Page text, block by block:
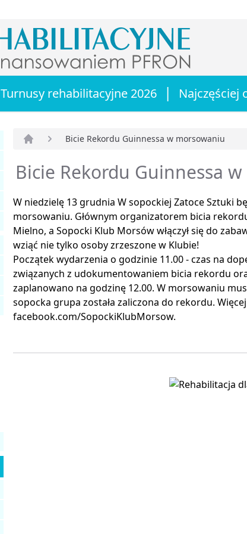
Turnusy rehabilitacyjne 2026 | Najczęściej
Bicie Rekordu Guinnessa w morsowaniu
Bicie Rekordu Guinnessa
W niedzielę 13 grudnia W sopockiej Zatoce Sztuki
morsowaniu. Głównym organizatorem bicia
Mielno, a Sopocki Klub Morsów włączył się do
wziąć nie tylko osoby zrzeszone w Klubie!
Początek wydarzenia o godzinie 11.00 - czas na
związanych z udokumentowaniem bicia rekordu
zaplanowano na godzinę 12.00. W morsowaniu
sopocka grupa została zaliczona do rekordu.
facebook.com/SopockiKlubMorsow.